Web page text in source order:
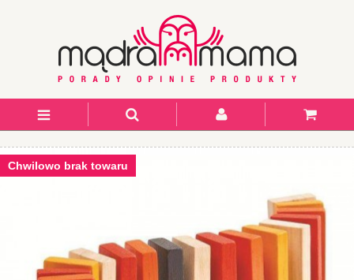
Chwilowo brak towaru